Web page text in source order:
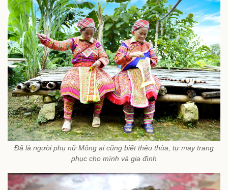
Đã là người phụ nữ Mông ai cũng biết thêu thùa, tự may trang
phục cho mình và gia đình